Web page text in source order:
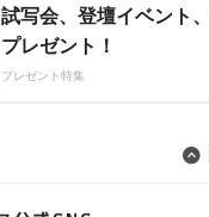
試写会、登壇イベント
プレゼント！
プレゼント特集